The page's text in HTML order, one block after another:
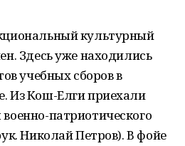
культурный
Здесь уже находились
учебных сборов в
Из Кош-Елги приехали
патриотического
Николай Петров). В фойе